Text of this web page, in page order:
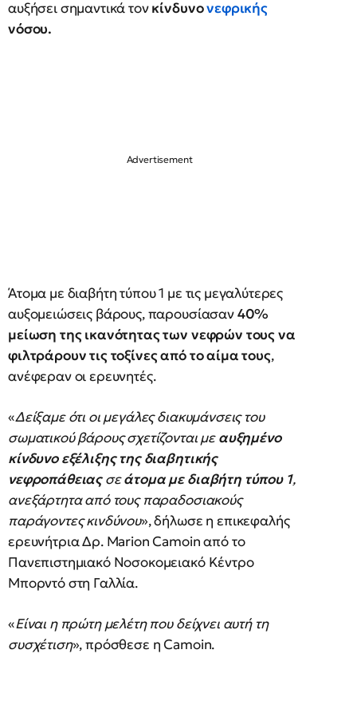
αυξήσει σημαντικά τονκίνδυνονεφρικής
νόσου.
Άτομα με διαβήτη τύπου 1 με τις μεγαλύτερες
αυξομειώσεις βάρους, παρουσίασαν40%
μείωση της ικανότητας των νεφρών τους να
φιλτράρουν τις τοξίνες από το αίμα τους,
ανέφεραν οι ερευνητές.
«Δείξαμε ότι οι μεγάλες διακυμάνσεις του
σωματικού βάρους σχετίζονται μεαυξημένο
κίνδυνο εξέλιξης της διαβητικής
νεφροπάθειαςσεάτομα με διαβήτη τύπου 1,
ανεξάρτητα από τους παραδοσιακούς
παράγοντες κινδύνου», δήλωσε η επικεφαλής
ερευνήτρια Δρ. Marion Camoin από το
Πανεπιστημιακό Νοσοκομειακό Κέντρο
Μπορντό στη Γαλλία.
«Είναι η πρώτη μελέτη που δείχνει αυτή τη
συσχέτιση», πρόσθεσε η Camoin.